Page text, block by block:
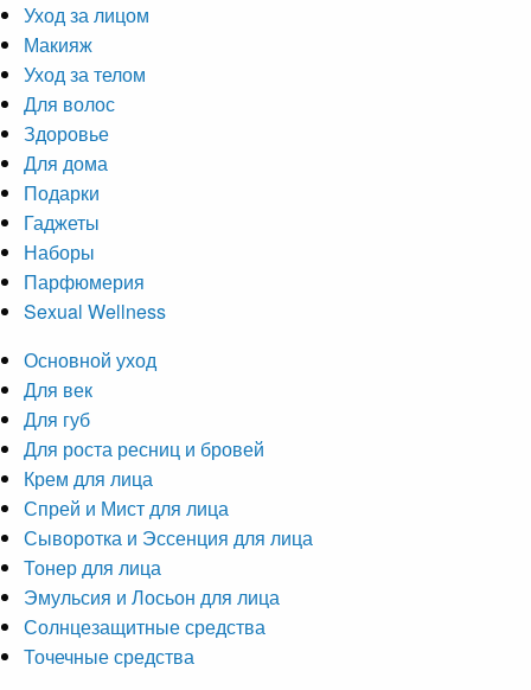
Уход за лицом
Макияж
Уход за телом
Для волос
Здоровье
Для дома
Подарки
Гаджеты
Наборы
Парфюмерия
Sexual Wellness
Основной уход
Для век
Для губ
Для роста ресниц и бровей
Крем для лица
Спрей и Мист для лица
Сыворотка и Эссенция для лица
Тонер для лица
Эмульсия и Лосьон для лица
Солнцезащитные средства
Точечные средства